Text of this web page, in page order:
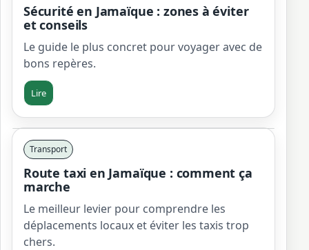
Sécurité en Jamaïque : zones à éviter
et conseils
Le guide le plus concret pour voyager avec de
bons repères.
Lire
Transport
Route taxi en Jamaïque : comment ça
marche
Le meilleur levier pour comprendre les
déplacements locaux et éviter les taxis trop
chers.